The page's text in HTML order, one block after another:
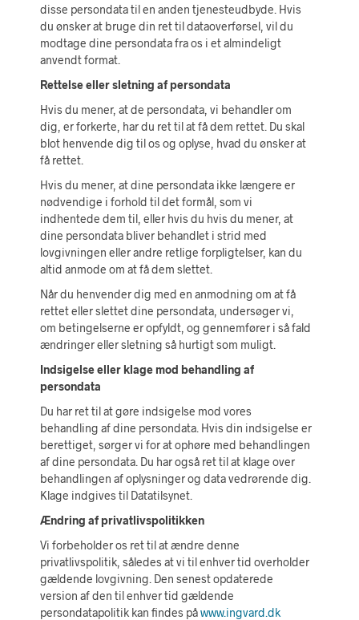
disse persondata til en anden tjenesteudbyde. Hvis
du ønsker at bruge din ret til dataoverførsel, vil du
modtage dine persondata fra os i et almindeligt
anvendt format.
Rettelse eller sletning af persondata
Hvis du mener, at de persondata, vi behandler om
dig, er forkerte, har du ret til at få dem rettet. Du skal
blot henvende dig til os og oplyse, hvad du ønsker at
få rettet.
Hvis du mener, at dine persondata ikke længere er
nødvendige i forhold til det formål, som vi
indhentede dem til, eller hvis du hvis du mener, at
dine persondata bliver behandlet i strid med
lovgivningen eller andre retlige forpligtelser, kan du
altid anmode om at få dem slettet.
Når du henvender dig med en anmodning om at få
rettet eller slettet dine persondata, undersøger vi,
om betingelserne er opfyldt, og gennemfører i så fald
ændringer eller sletning så hurtigt som muligt.
Indsigelse eller klage mod behandling af
persondata
Du har ret til at gøre indsigelse mod vores
behandling af dine persondata. Hvis din indsigelse er
berettiget, sørger vi for at ophøre med behandlingen
af dine persondata. Du har også ret til at klage over
behandlingen af oplysninger og data vedrørende dig.
Klage indgives til Datatilsynet.
Ændring af privatlivspolitikken
Vi forbeholder os ret til at ændre denne
privatlivspolitik, således at vi til enhver tid overholder
gældende lovgivning. Den senest opdaterede
version af den til enhver tid gældende
persondatapolitik kan findes påwww.ingvard.dk